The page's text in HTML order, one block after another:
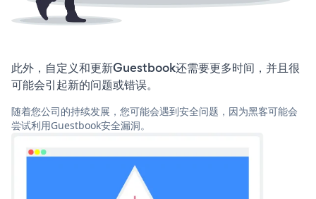
此外，自定义和更新Guestbook还需要更多时间，并且很
可能会引起新的问题或错误。
随着您公司的持续发展，您可能会遇到安全问题，因为黑客可能会
尝试利用Guestbook安全漏洞。